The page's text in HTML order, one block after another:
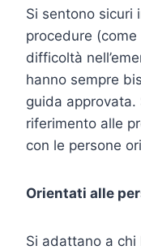
Si sentono sicuri
procedure
difficoltà
hanno sempre
guida
riferimento alle
con le persone
Orientati alle
Si adattano a